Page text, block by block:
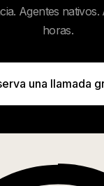
Agentes
horas.
una llamada